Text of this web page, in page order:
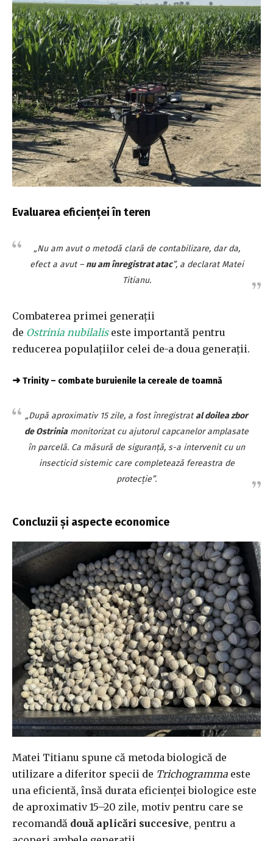
Evaluarea eficienței în teren
„Nu am avut o metodă clară de contabilizare, dar da,
efect a avut – nu am înregistrat atac”, a declarat Matei
Titianu.
Combaterea primei generații
de Ostrinia nubilaliseste importantă pentru
reducerea populațiilor celei de-a doua generații.
➜ Trinity – combate buruienile la cereale de toamnă
„După aproximativ 15 zile, a fost înregistratal doilea zbor
de Ostrinia monitorizat cu ajutorul capcanelor amplasate
în parcelă. Ca măsură de siguranță, s-a intervenit cu un
insecticid sistemic care completează fereastra de
protecție”.
Concluzii și aspecte economice
Matei Titianu spune că metoda biologică de
utilizare a diferitor specii de Trichogramma este
una eficientă, însă durata eficienței biologice este
de aproximativ 15–20 zile, motiv pentru care se
recomandă două aplicări succesive, pentru a